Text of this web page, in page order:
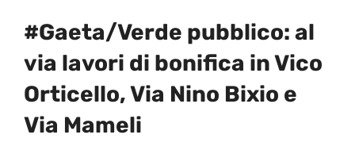
#Gaeta/Verde pubblico: al
via lavori di bonifica in Vico
Orticello, Via Nino Bixio e
Via Mameli